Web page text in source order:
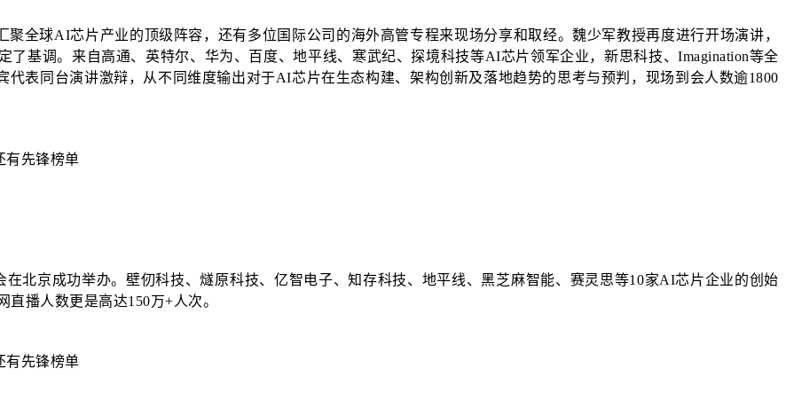
全球AI芯片产业的顶级阵容，还有多位国际公司的海外高管专程来现场分享和取经。魏少军教授再度进行开场演讲，
基调。来自高通、英特尔、华为、百度、地平线、寒武纪、探境科技等AI芯片领军企业，新思科技、Imagination等全
表同台演讲激辩，从不同维度输出对于AI芯片在生态构建、架构创新及落地趋势的思考与预判，现场到会人数逾1800
北京成功举办。壁仞科技、燧原科技、亿智电子、知存科技、地平线、黑芝麻智能、赛灵思等10家AI芯片企业的创始
播人数更是高达150万+人次。